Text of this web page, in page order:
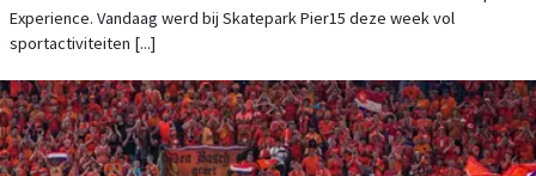
Experience. Vandaag werd bij Skatepark Pier15 deze week vol
sportactiviteiten [...]